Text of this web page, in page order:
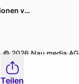
Datenschutzoptionen verwalten
© 2026 Nau media AG
Teilen